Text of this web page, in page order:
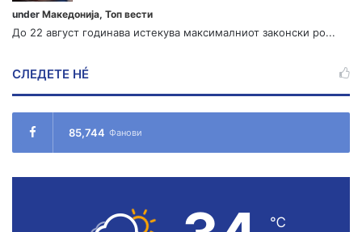
under Македонија, Топ вести
До 22 август годинава истекува максималниот законски ро...
СЛЕДЕТЕ НÉ
85,744 Фанови
℃